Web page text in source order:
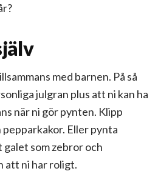
med barnen. På så
julgran plus att ni kan ha
när ni gör pynten. Klipp
Eller pynta
som zebror och
att ni har roligt.